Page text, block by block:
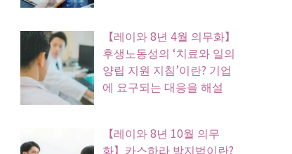
【레이와 8년 4월 의무화】
후생노동성의 ‘치료와 일의
양립 지원 지침’이란? 기업
에 요구되는 대응을 해설
【레이와 8년 10월 의무
화】카스하라 방지법이란?